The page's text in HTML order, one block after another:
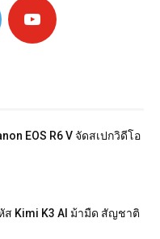
EOS R6 V จัดสเปกวิดีโอ
ส Kimi K3 AI ม้ามืด สัญชาติ